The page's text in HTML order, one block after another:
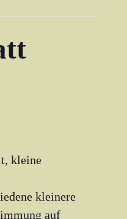
kleine
kleinere
auf